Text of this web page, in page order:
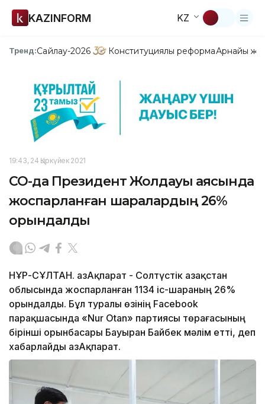
KAZINFORM KZ
Тренд:Сайлау-2026 Конституциялық реформаАрнайы
19:43, 24 Қыркүйек 2021
СҚО-да Президент Жолдауы аясында
жоспарланған шаралардың 26%
орындалды
НҰР-СҰЛТАН. ҚазАқпарат - Солтүстік Қазақстан
облысында жоспарланған 1134 іс-шараның 26%
орындалды. Бұл туралы өзінің Facebook
парақшасында «Nur Otan» партиясы төрағасының
бірінші орынбасары Бауыран Байбек мәлім етті, деп
хабарлайды ҚазАқпарат.